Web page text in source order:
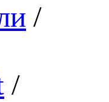
/
/